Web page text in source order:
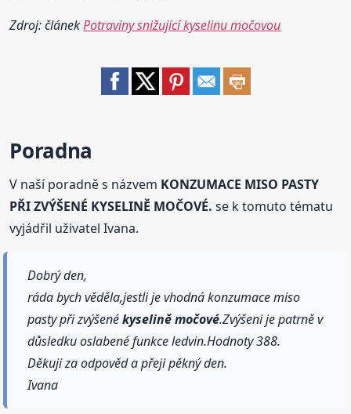
Zdroj: článekPotraviny snižující kyselinu močovou
Poradna
V naší poradně s názvem KONZUMACE MISO PASTY
PŘI ZVÝŠENÉ KYSELINĚ MOČOVÉ. se k tomuto tématu
vyjádřil uživatel Ivana.
Dobrý den,
ráda bych věděla,jestli je vhodná konzumace miso
pasty při zvýšenékyseliněmočové.Zvýšeni je patrně v
důsledku oslabené funkce ledvin.Hodnoty 388.
Děkuji za odpověd a přeji pěkný den.
Ivana